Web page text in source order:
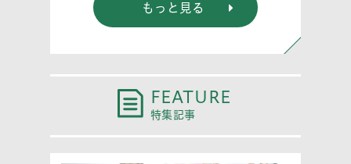
もっと見る
FEATURE
特集記事